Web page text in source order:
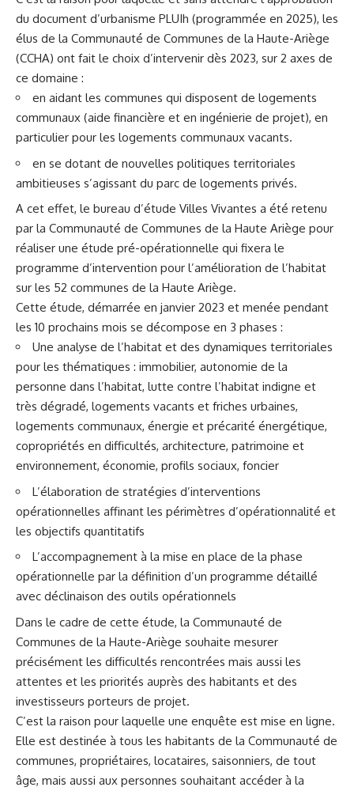
du document d’urbanisme PLUIh (programmée en 2025), les
élus de la Communauté de Communes de la Haute-Ariège
(CCHA) ont fait le choix d’intervenir dès 2023, sur 2 axes de
ce domaine :
en aidant les communes qui disposent de logements
communaux (aide financière et en ingénierie de projet), en
particulier pour les logements communaux vacants.
en se dotant de nouvelles politiques territoriales
ambitieuses s’agissant du parc de logements privés.
A cet effet, le bureau d’étude Villes Vivantes a été retenu
par la Communauté de Communes de la Haute Ariège pour
réaliser une étude pré-opérationnelle qui fixera le
programme d’intervention pour l’amélioration de l’habitat
sur les 52 communes de la Haute Ariège.
Cette étude, démarrée en janvier 2023 et menée pendant
les 10 prochains mois se décompose en 3 phases :
Une analyse de l’habitat et des dynamiques territoriales
pour les thématiques : immobilier, autonomie de la
personne dans l’habitat, lutte contre l’habitat indigne et
très dégradé, logements vacants et friches urbaines,
logements communaux, énergie et précarité énergétique,
copropriétés en difficultés, architecture, patrimoine et
environnement, économie, profils sociaux, foncier
L’élaboration de stratégies d’interventions
opérationnelles affinant les périmètres d’opérationnalité et
les objectifs quantitatifs
L’accompagnement à la mise en place de la phase
opérationnelle par la définition d’un programme détaillé
avec déclinaison des outils opérationnels
Dans le cadre de cette étude, la Communauté de
Communes de la Haute-Ariège souhaite mesurer
précisément les difficultés rencontrées mais aussi les
attentes et les priorités auprès des habitants et des
investisseurs porteurs de projet.
C’est la raison pour laquelle une enquête est mise en ligne.
Elle est destinée à tous les habitants de la Communauté de
communes, propriétaires, locataires, saisonniers, de tout
âge, mais aussi aux personnes souhaitant accéder à la